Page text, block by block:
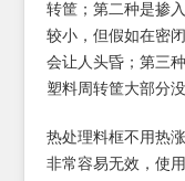
转筐；第二种是掺
较小，但假如在密
会让人头昏；第三
塑料周转筐大部分
热处理料框不用热
非常容易无效，使